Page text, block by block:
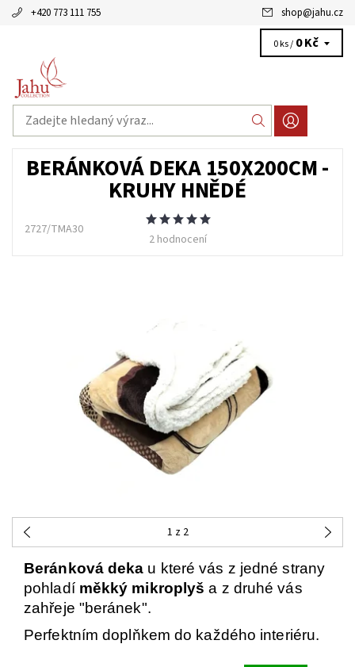
+420 773 111 755 shop@jahu.cz
0 ks / 0 Kč
BERÁNKOVÁ DEKA 150X200CM -
KRUHY HNĚDÉ
2727/TMA30
2 hodnocení
1 z 2
Beránková deka u které vás z jedné strany
pohladí měkký mikroplyš a z druhé vás
zahřeje "beránek".
Perfektním doplňkem do každého interiéru.